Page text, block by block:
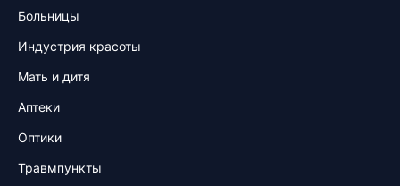
Больницы
Индустрия красоты
Мать и дитя
Аптеки
Оптики
Травмпункты